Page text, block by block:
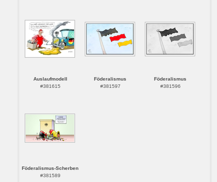
Auslaufmodell
#381615
Föderalismus
#381597
Föderalismus
#381596
Föderalismus-Scherben
#381589